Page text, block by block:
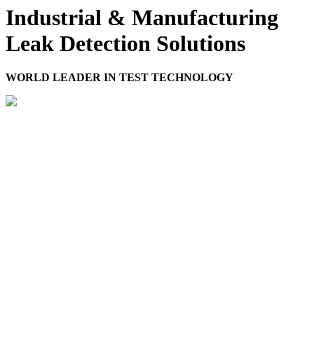
Industrial & Manufacturing
Leak Detection Solutions
WORLD LEADER IN TEST TECHNOLOGY